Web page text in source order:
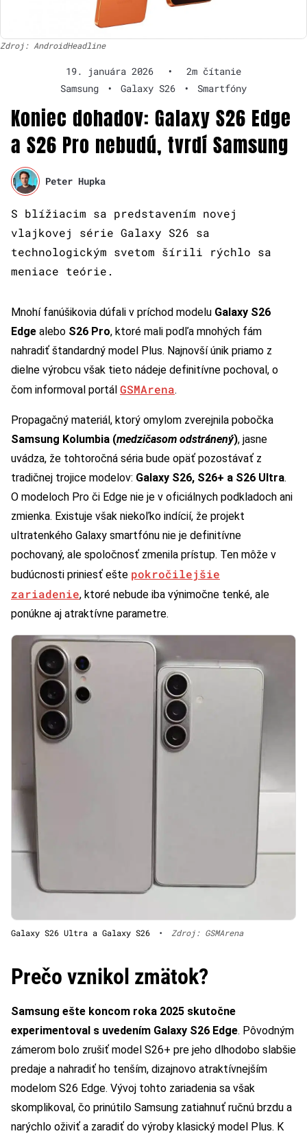
Zdroj: AndroidHeadline
19. januára 2026 •
2m čítanie
Samsung
• Galaxy S26 • Smartfóny
Koniec dohadov: Galaxy S26 Edge
a S26 Pro nebudú, tvrdí Samsung
Peter Hupka
S blížiacim sa predstavením novej
vlajkovej série Galaxy S26 sa
technologickým svetom šírili rýchlo sa
meniace teórie.
Mnohí fanúšikovia dúfali v príchod modelu Galaxy S26
Edge alebo S26 Pro, ktoré mali podľa mnohých fám
nahradiť štandardný model Plus. Najnovší únik priamo z
dielne výrobcu však tieto nádeje definitívne pochoval, o
čom informoval portál GSMArena.
Propagačný materiál, ktorý omylom zverejnila pobočka
Samsung Kolumbia (medzičasom odstránený), jasne
uvádza, že tohtoročná séria bude opäť pozostávať z
tradičnej trojice modelov: Galaxy S26, S26+ a S26 Ultra.
O modeloch Pro či Edge nie je v oficiálnych podkladoch ani
zmienka. Existuje však niekoľko indícií, že projekt
ultratenkého Galaxy smartfónu nie je definitívne
pochovaný, ale spoločnosť zmenila prístup. Ten môže v
budúcnosti priniesť ešte pokročilejšie
zariadenie, ktoré nebude iba výnimočne tenké, ale
ponúkne aj atraktívne parametre.
Galaxy S26 Ultra a Galaxy S26 • Zdroj: GSMArena
Prečo vznikol zmätok?
Samsung ešte koncom roka 2025 skutočne
experimentoval s uvedením Galaxy S26 Edge. Pôvodným
zámerom bolo zrušiť model S26+ pre jeho dlhodobo slabšie
predaje a nahradiť ho tenším, dizajnovo atraktívnejším
modelom S26 Edge. Vývoj tohto zariadenia sa však
skomplikoval, čo prinútilo Samsung zatiahnuť ručnú brzdu a
narýchlo oživiť a zaradiť do výroby klasický model Plus. K